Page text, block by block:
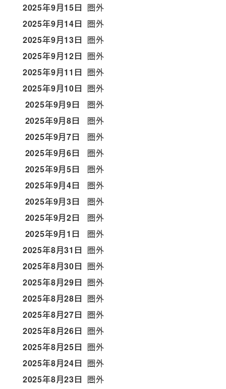
2025年9月15日 圏外
2025年9月14日 圏外
2025年9月13日 圏外
2025年9月12日 圏外
2025年9月11日 圏外
2025年9月10日 圏外
2025年9月9日
圏外
2025年9月8日
圏外
2025年9月7日
圏外
2025年9月6日
圏外
2025年9月5日
圏外
2025年9月4日
圏外
2025年9月3日
圏外
2025年9月2日
圏外
2025年9月1日
圏外
2025年8月31日 圏外
2025年8月30日 圏外
2025年8月29日 圏外
2025年8月28日 圏外
2025年8月27日 圏外
2025年8月26日 圏外
2025年8月25日 圏外
2025年8月24日 圏外
2025年8月23日 圏外